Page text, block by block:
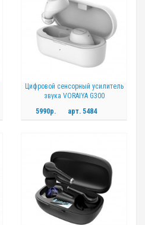
Цифровой сенсорный усилитель
звука VORAIYA G300
5990р.
арт. 5484